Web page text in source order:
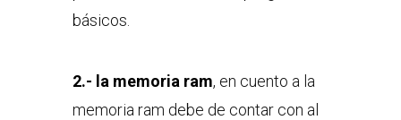
básicos.
2.- la memoria ram, en cuento a la
memoria ram debe de contar con al